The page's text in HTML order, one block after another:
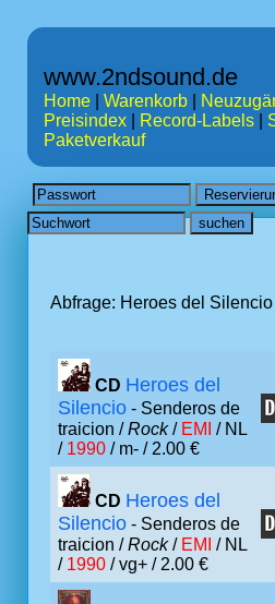
www.2ndsound.de
Home Warenkorb
Preisindex
Record-Labels
Paketverkauf
Abfrage: Heroes del Silencio
CD Heroes del
Silencio - Senderos de
traicion /Rock/ EMI / NL
/ 1990 / m- / 2.00 €
CD Heroes del
Silencio - Senderos de
traicion /Rock/ EMI / NL
/ 1990 / vg+ / 2.00 €